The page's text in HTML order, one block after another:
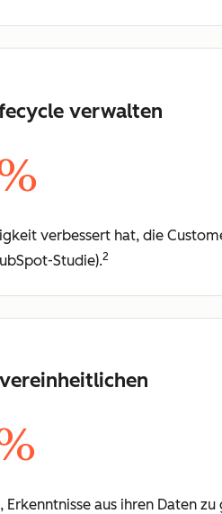
verwalten
verbessert hat, die
Studie).2
aus ihren Daten